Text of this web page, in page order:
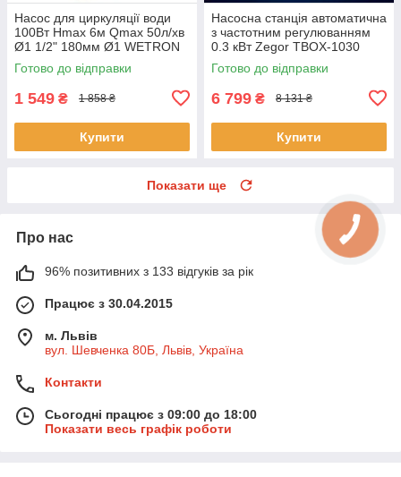
Насос для циркуляції води
100Вт Hmax 6м Qmax 50л/хв
Ø1 1/2" 180мм Ø1 WETRON
(774332) насос для котла
опалення
Готово до відправки
1 549 ₴ 1 858 ₴
Купити
Насосна станція автоматична
з частотним регулюванням
0.3 кВт Zegor TBOX-1030
насосна станція для будинку
автоматична
Готово до відправки
6 799 ₴ 8 131 ₴
Купити
Показати ще
Про нас
96% позитивних з 133 відгуків за рік
Працює з 30.04.2015
м. Львів
вул. Шевченка 80Б, Львів, Україна
Контакти
Сьогодні працює з 09:00 до 18:00
Показати весь графік роботи